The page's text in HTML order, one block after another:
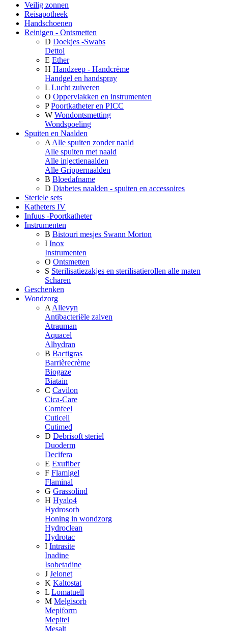
Veilig zonnen
Reisapotheek
Handschoenen
Reinigen - Ontsmetten
D Doekjes -Swabs
Dettol
E Ether
H Handzeep - Handcrème
Handgel en handspray
L Lucht zuiveren
O Oppervlakken en instrumenten
P Poortkatheter en PICC
W Wondontsmetting
Wondspoeling
Spuiten en Naalden
A Alle spuiten zonder naald
Alle spuiten met naald
Alle injectienaalden
Alle Grippernaalden
B Bloedafname
D Diabetes naalden - spuiten en accessoires
Steriele sets
Katheters IV
Infuus -Poortkatheter
Instrumenten
B Bistouri mesjes Swann Morton
I Inox
Instrumenten
O Ontsmetten
S Sterilisatiezakjes en sterilisatierollen alle maten
Scharen
Geschenken
Wondzorg
A Allevyn
Antibacteriële zalven
Atrauman
Aquacel
Alhydran
B Bactigras
Barrièrecrème
Biogaze
Biatain
C Cavilon
Cica-Care
Comfeel
Cuticell
Cutimed
D Debrisoft steriel
Duoderm
Decifera
E Exufiber
F Flamigel
Flaminal
G Grassolind
H Hyalo4
Hydrosorb
Honing in wondzorg
Hydroclean
Hydrotac
I Intrasite
Inadine
Isobetadine
J Jelonet
K Kaltostat
L Lomatuell
M Melgisorb
Mepiform
Mepitel
Mesalt